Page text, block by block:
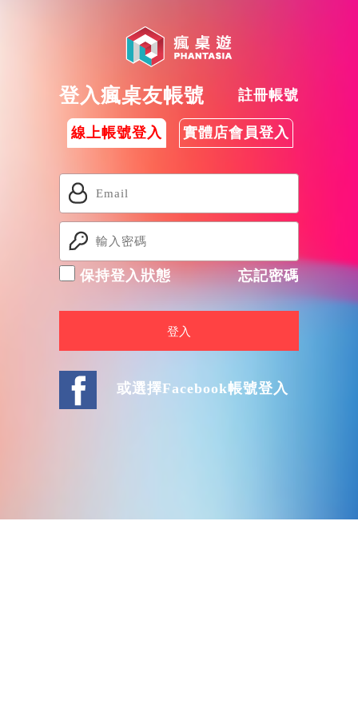
登入瘋桌友帳號 註冊帳號
線上帳號登入 實體店會員登入
保持登入狀態 忘記密碼
登入
或選擇Facebook帳號登入